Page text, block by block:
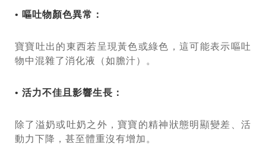
• 嘔吐物顏色異常：
寶寶吐出的東西若呈現黃色或綠色，這可能表示嘔吐
物中混雜了消化液（如膽汁）。
• 活力不佳且影響生長：
除了溢奶或吐奶之外，寶寶的精神狀態明顯變差、活
動力下降，甚至體重沒有增加。